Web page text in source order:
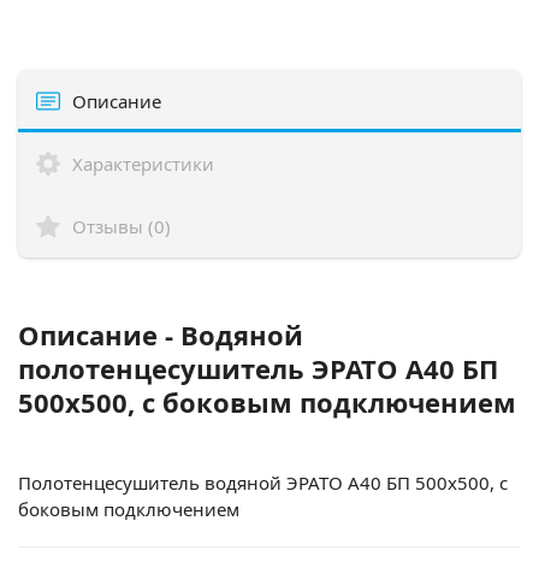
Описание
Характеристики
Отзывы (0)
Описание - Водяной
полотенцесушитель ЭРАТО А40 БП
500x500, с боковым подключением
Полотенцесушитель водяной ЭРАТО А40 БП 500x500, с
боковым подключением